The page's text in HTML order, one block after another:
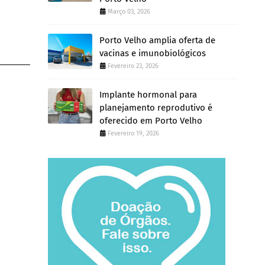
Março 03, 2026
Porto Velho amplia oferta de
vacinas e imunobiológicos
Fevereiro 23, 2026
Implante hormonal para
planejamento reprodutivo é
oferecido em Porto Velho
Fevereiro 19, 2026